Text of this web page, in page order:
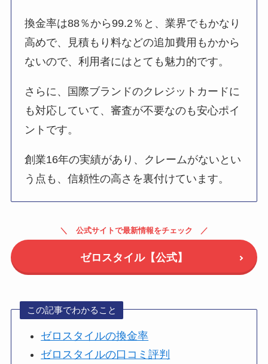
換金率は88％から99.2％と、業界でもかなり
高めで、見積もり料などの追加費用もかから
ないので、利用者にはとても魅力的です。
さらに、国際ブランドのクレジットカードに
も対応していて、審査が不要なのも安心ポイ
ントです。
創業16年の実績があり、クレームがないとい
う点も、信頼性の高さを裏付けています。
公式サイトで最新情報をチェック
ゼロスタイル【公式】
この記事でわかること
ゼロスタイルの換金率
ゼロスタイルの口コミ評判